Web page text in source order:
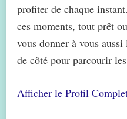
profiter de chaque
ces moments, tout prêt
vous donner à vous
de côté pour parcourir
Afficher le Profil